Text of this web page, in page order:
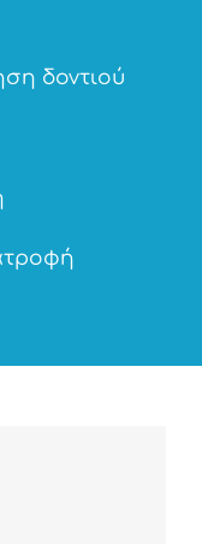
δοντιού